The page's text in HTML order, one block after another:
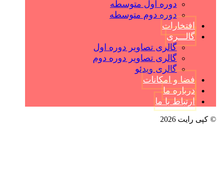
دوره اول متوسطه
دوره دوم متوسطه
افتخارات
گالـــری
گالری تصاویر دوره اول
گالری تصاویر دوره دوم
گالری ویدئو
فضا و امکانات
درباره ما
ارتباط با ما
© کپی رایت 2026